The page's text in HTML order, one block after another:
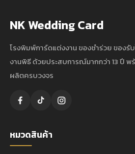
NK Wedding Card
โรงพิมพ์การ์ดแต่งงาน ของชำร่วย ของรั
งานพิธี ด้วยประสบการณ์มากกว่า 13 ปี พ
ผลิตครบวงจร
หมวดสินค้า